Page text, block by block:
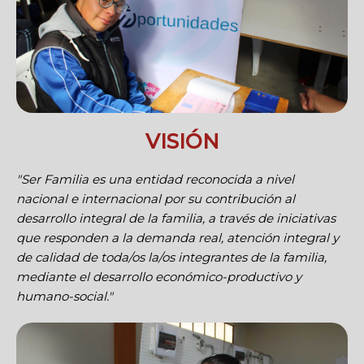
VISIÓN
"Ser Familia es una entidad reconocida a nivel
nacional e internacional por su contribución al
desarrollo integral de la familia, a través de iniciativas
que responden a la demanda real, atención integral y
de calidad de toda/os la/os integrantes de la familia,
mediante el desarrollo económico-productivo y
humano-social."